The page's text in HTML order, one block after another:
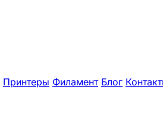
Принтеры Филамент Блог